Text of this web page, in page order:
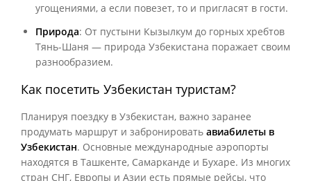
угощениями, а если повезет, то и пригласят в гости.
Природа: От пустыни Кызылкум до горных хребтов
Тянь-Шаня — природа Узбекистана поражает своим
разнообразием.
Как посетить Узбекистан туристам?
Планируя поездку в Узбекистан, важно заранее
продумать маршрут и забронировать авиабилеты в
Узбекистан. Основные международные аэропорты
находятся в Ташкенте, Самарканде и Бухаре. Из многих
стран СНГ, Европы и Азии есть прямые рейсы, что